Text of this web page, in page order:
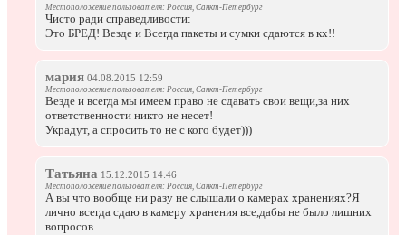
Местоположение пользователя: Россия, Санкт-Петербург
Чисто ради справедливости:
Это БРЕД! Везде и Всегда пакеты и сумки сдаются в кх!!
мария 04.08.2015 12:59
Местоположение пользователя: Россия, Санкт-Петербург
Везде и всегда мы имеем право не сдавать свои вещи,за них
ответственности никто не несет!
Украдут, а спросить то не с кого будет)))
Татьяна 15.12.2015 14:46
Местоположение пользователя: Россия, Санкт-Петербург
А вы что вообще ни разу не слышали о камерах хранениях?Я
лично всегда сдаю в камеру хранения все,дабы не было лишних
вопросов.